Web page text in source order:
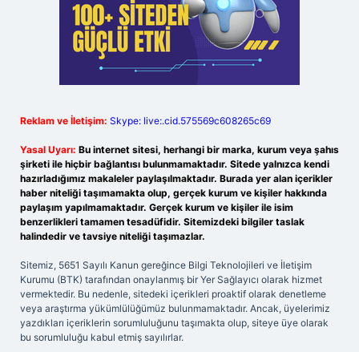
Reklam ve İletişim: Skype: live:.cid.575569c608265c69
Yasal Uyarı: Bu internet sitesi, herhangi bir marka, kurum veya şahıs
şirketi ile hiçbir bağlantısı bulunmamaktadır. Sitede yalnızca kendi
hazırladığımız makaleler paylaşılmaktadır. Burada yer alan içerikler
haber niteliği taşımamakta olup, gerçek kurum ve kişiler hakkında
paylaşım yapılmamaktadır. Gerçek kurum ve kişiler ile isim
benzerlikleri tamamen tesadüfidir. Sitemizdeki bilgiler taslak
halindedir ve tavsiye niteliği taşımazlar.
Sitemiz, 5651 Sayılı Kanun gereğince Bilgi Teknolojileri ve İletişim
Kurumu (BTK) tarafından onaylanmış bir Yer Sağlayıcı olarak hizmet
vermektedir. Bu nedenle, sitedeki içerikleri proaktif olarak denetleme
veya araştırma yükümlülüğümüz bulunmamaktadır. Ancak, üyelerimiz
yazdıkları içeriklerin sorumluluğunu taşımakta olup, siteye üye olarak
bu sorumluluğu kabul etmiş sayılırlar.